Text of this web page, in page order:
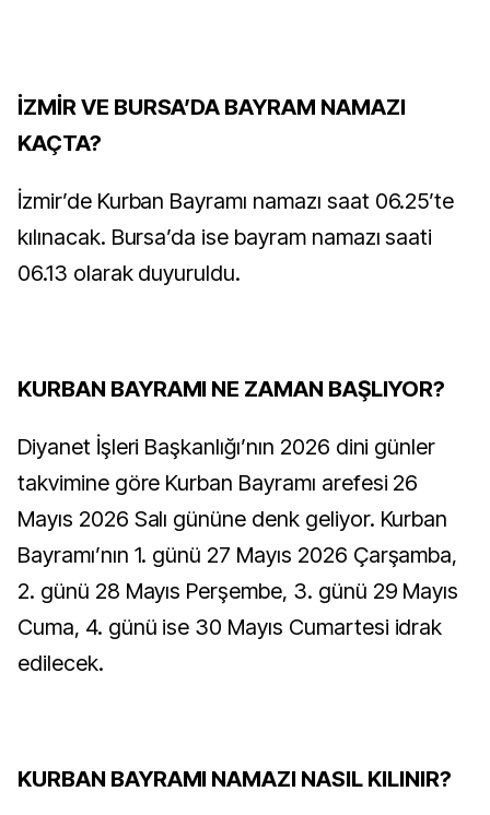
İZMİR VE BURSA’DA BAYRAM NAMAZI
KAÇTA?
İzmir’de Kurban Bayramı namazı saat 06.25’te
kılınacak. Bursa’da ise bayram namazı saati
06.13 olarak duyuruldu.
KURBAN BAYRAMI NE ZAMAN BAŞLIYOR?
Diyanet İşleri Başkanlığı’nın 2026 dini günler
takvimine göre Kurban Bayramı arefesi 26
Mayıs 2026 Salı gününe denk geliyor. Kurban
Bayramı’nın 1. günü 27 Mayıs 2026 Çarşamba,
2. günü 28 Mayıs Perşembe, 3. günü 29 Mayıs
Cuma, 4. günü ise 30 Mayıs Cumartesi idrak
edilecek.
KURBAN BAYRAMI NAMAZI NASIL KILINIR?